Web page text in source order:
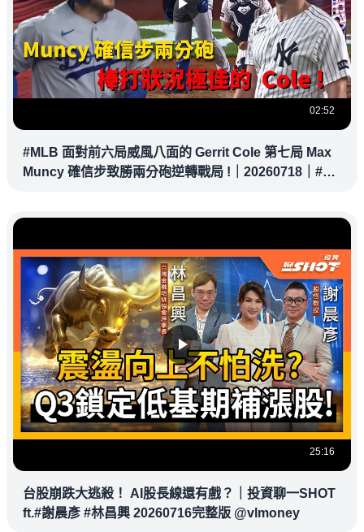
02:52
#MLB 面對前六局威風八面的 Gerrit Cole 第七局 Max
Muncy 確信步致勝兩分砲逆轉戰局 !｜20260718｜#洛
25:16
台股崩跌大逃殺！ AI股長線還有戲？｜投資聊一SHOT
ft.#謝晨彥 #林昌興 20260716完整版 @vlmoney